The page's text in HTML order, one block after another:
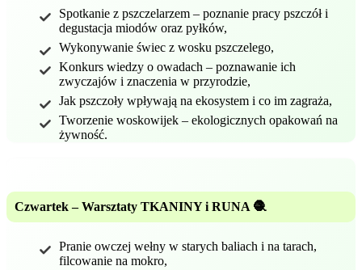
Spotkanie z pszczelarzem – poznanie pracy pszczół i
degustacja miodów oraz pyłków,
Wykonywanie świec z wosku pszczelego,
Konkurs wiedzy o owadach – poznawanie ich
zwyczajów i znaczenia w przyrodzie,
Jak pszczoły wpływają na ekosystem i co im zagraża,
Tworzenie woskowijek – ekologicznych opakowań na
żywność.
Czwartek – Warsztaty TKANINY i RUNA 🧶
Pranie owczej wełny w starych baliach i na tarach,
filcowanie na mokro,